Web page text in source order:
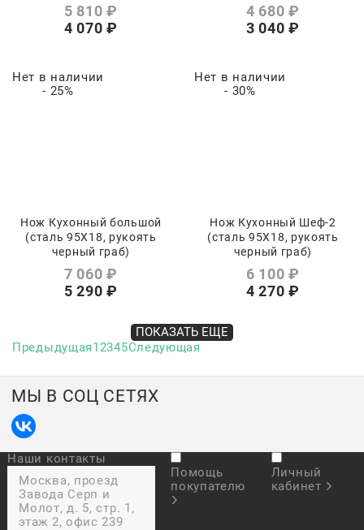
5 810 ₽
4 070 ₽
4 680 ₽
3 040 ₽
Нет в наличии
- 25%
Нож Кухонный большой
(сталь 95Х18, рукоять
черный граб)
7 060 ₽
5 290 ₽
Нет в наличии
- 30%
Нож Кухонный Шеф-2
(сталь 95Х18, рукоять
черный граб)
6 100 ₽
4 270 ₽
ПОКАЗАТЬ ЕЩЕ
Предыдущая12345Следующая
МЫ В СОЦ СЕТЯХ
Наши контакты
Москва, проезд
Завода Серп и
Молот, д. 5, стр. 1,
этаж 2, офис 239
Помощь
покупателю
Личный
кабинет